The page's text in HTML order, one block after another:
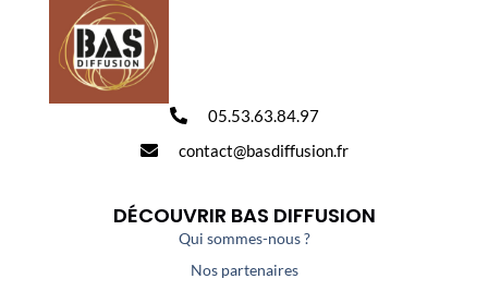
05.53.63.84.97
contact@basdiffusion.fr
DÉCOUVRIR BAS DIFFUSION
Qui sommes-nous ?
Nos partenaires